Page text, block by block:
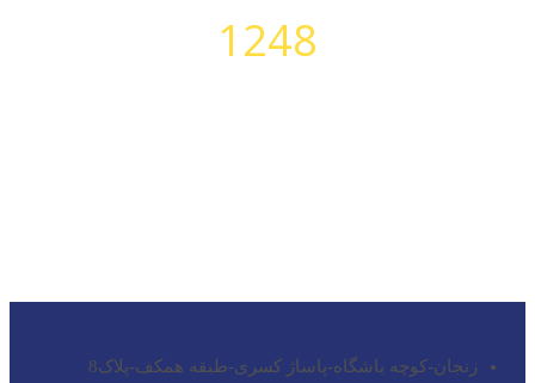
1248
زنجان-کوچه باشگاه-پاساژ کسری-طبقه همکف-پلاک8